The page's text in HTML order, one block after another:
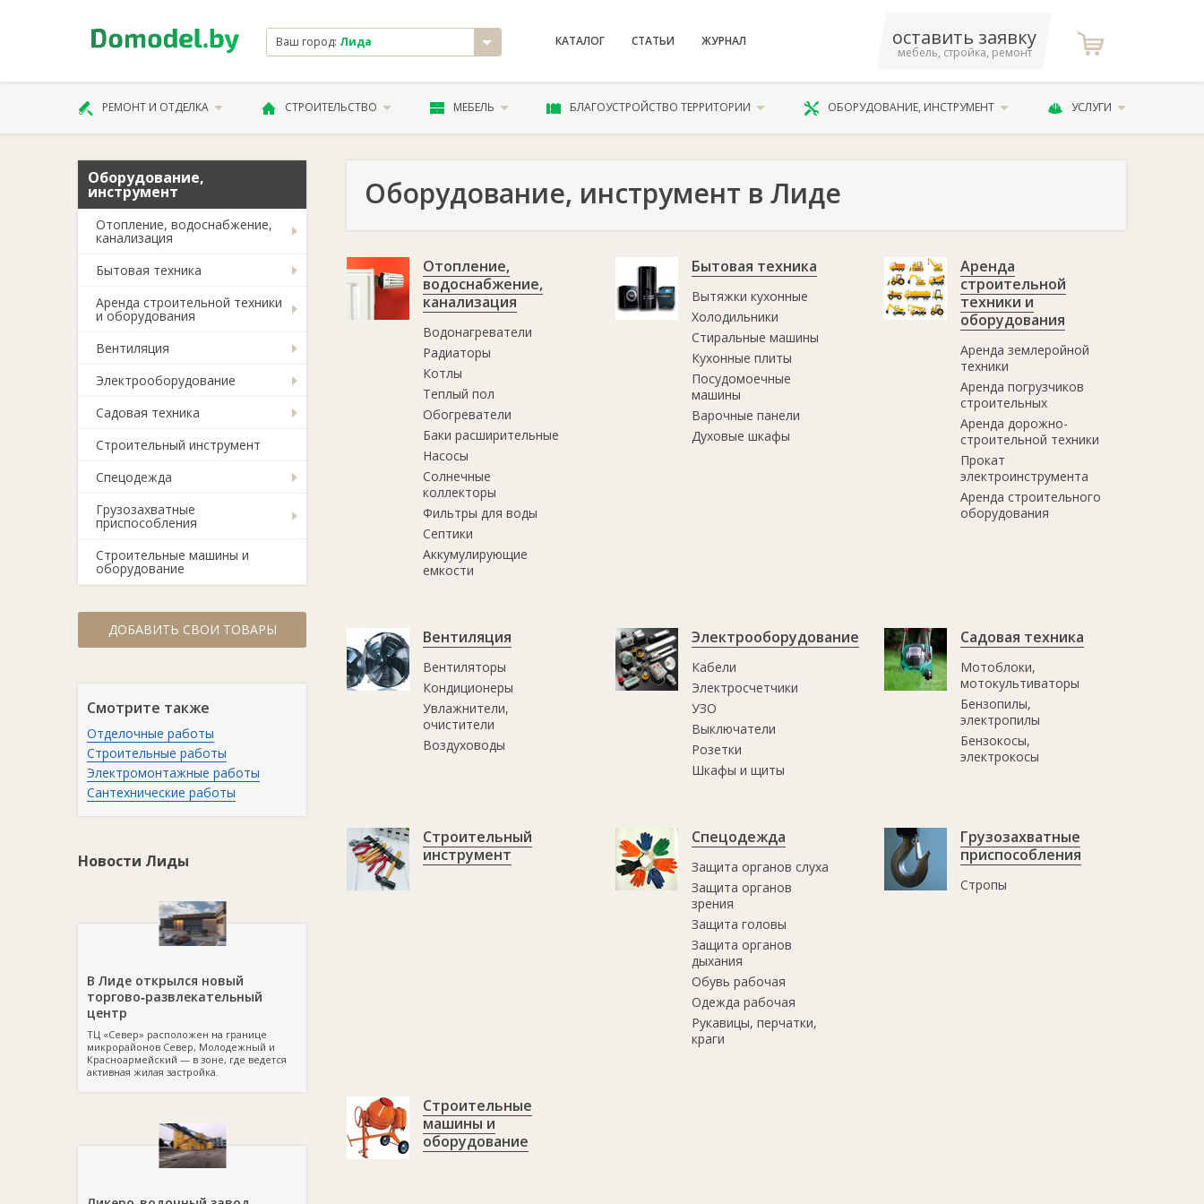
Ваш город: Лида КАТАЛОГ СТАТЬИ ЖУРНАЛ оставить заявку
мебель, стройка, ремонт
РЕМОНТ И ОТДЕЛКА СТРОИТЕЛЬСТВО МЕБЕЛЬ БЛАГОУСТРОЙСТВО ТЕРРИТОРИИ ОБОРУДОВАНИЕ, ИНСТРУМЕНТ УСЛУГИ
Оборудование,
инструмент
Отопление, водоснабжение,
канализация
Бытовая техника
Аренда строительной техники
и оборудования
Вентиляция
Электрооборудование
Садовая техника
Строительный инструмент
Спецодежда
Грузозахватные
приспособления
Строительные машины и
оборудование
ДОБАВИТЬ СВОИ ТОВАРЫ
Смотрите также
Отделочные работы
Строительные работы
Электромонтажные работы
Сантехнические работы
Новости Лиды
В Лиде открылся новый
торгово‑развлекательный
центр
ТЦ «Север» расположен на границе
микрорайонов Север, Молодежный и
Красноармейский — в зоне, где ведется
активная жилая застройка.
Оборудование, инструмент в Лиде
Отопление,
водоснабжение,
канализация
Водонагреватели
Радиаторы
Котлы
Теплый пол
Обогреватели
Баки расширительные
Насосы
Солнечные
коллекторы
Фильтры для воды
Септики
Аккумулирующие
емкости
Бытовая техника
Вытяжки кухонные
Холодильники
Стиральные машины
Кухонные плиты
Посудомоечные
машины
Варочные панели
Духовые шкафы
Аренда
строительной
техники и
оборудования
Аренда землеройной
техники
Аренда погрузчиков
строительных
Аренда дорожно-
строительной техники
Прокат
электроинструмента
Аренда строительного
оборудования
Вентиляция
Вентиляторы
Кондиционеры
Увлажнители,
очистители
Воздуховоды
Электрооборудование
Кабели
Электросчетчики
УЗО
Выключатели
Розетки
Шкафы и щиты
Садовая техника
Мотоблоки,
мотокультиваторы
Бензопилы,
электропилы
Бензокосы,
электрокосы
Строительный
инструмент
Спецодежда
Защита органов слуха
Защита органов
зрения
Защита головы
Защита органов
дыхания
Обувь рабочая
Одежда рабочая
Рукавицы, перчатки,
краги
Грузозахватные
приспособления
Стропы
Строительные
машины и
оборудование